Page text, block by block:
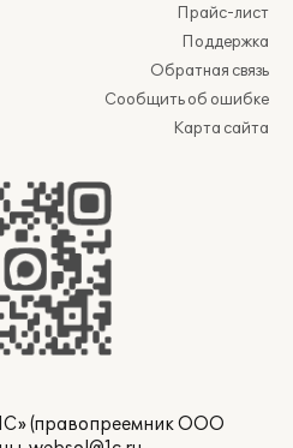
Прайс-лист
Поддержка
Обратная связь
Сообщить об ошибке
Карта сайта
(правопреемник ООО